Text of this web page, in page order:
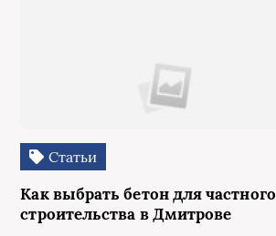
Статьи
Как выбрать бетон для частного
строительства в Дмитрове